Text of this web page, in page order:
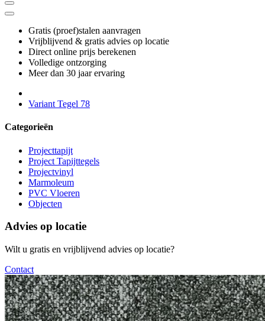
Gratis (proef)stalen aanvragen
Vrijblijvend & gratis advies op locatie
Direct online prijs berekenen
Volledige ontzorging
Meer dan 30 jaar ervaring
Variant Tegel 78
Categorieën
Projecttapijt
Project Tapijttegels
Projectvinyl
Marmoleum
PVC Vloeren
Objecten
Advies op locatie
Wilt u gratis en vrijblijvend advies op locatie?
Contact